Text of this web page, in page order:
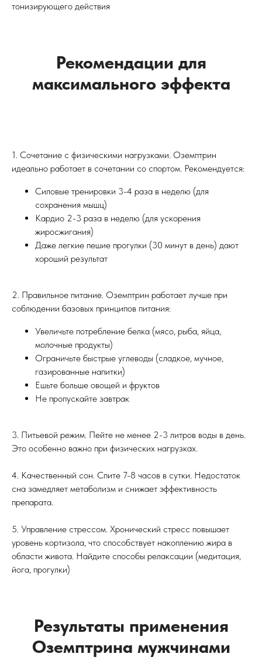
тонизирующего действия
Рекомендации для
максимального эффекта
1. Сочетание с физическими нагрузками. Оземптрин
идеально работает в сочетании со спортом. Рекомендуется:
Силовые тренировки 3-4 раза в неделю (для
сохранения мышц)
Кардио 2-3 раза в неделю (для ускорения
жиросжигания)
Даже легкие пешие прогулки (30 минут в день) дают
хороший результат
2. Правильное питание. Оземптрин работает лучше при
соблюдении базовых принципов питания:
Увеличьте потребление белка (мясо, рыба, яйца,
молочные продукты)
Ограничьте быстрые углеводы (сладкое, мучное,
газированные напитки)
Ешьте больше овощей и фруктов
Не пропускайте завтрак
3. Питьевой режим. Пейте не менее 2-3 литров воды в день.
Это особенно важно при физических нагрузках.
4. Качественный сон. Спите 7-8 часов в сутки. Недостаток
сна замедляет метаболизм и снижает эффективность
препарата.
5. Управление стрессом. Хронический стресс повышает
уровень кортизола, что способствует накоплению жира в
области живота. Найдите способы релаксации (медитация,
йога, прогулки)
Результаты применения
Оземптрина мужчинами